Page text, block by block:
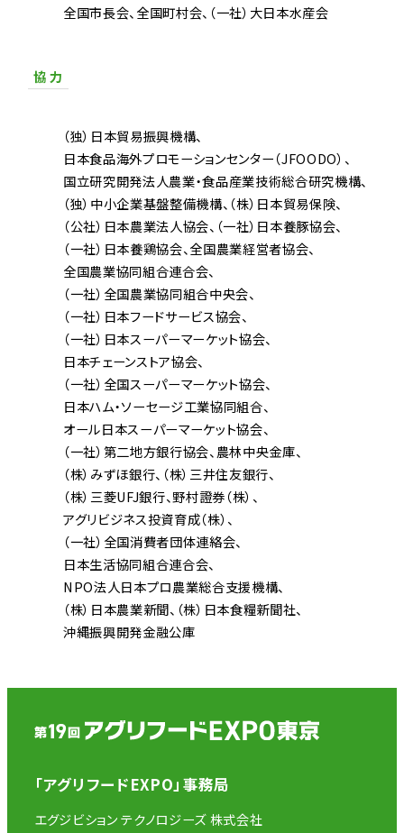
全国市長会 全国町村会 （一社）大日本水産会
協 力
（独）日本貿易振興機構
日本食品海外プロモーションセンター（JFOODO）
国立研究開発法人農業・食品産業技術総合研究機構
（独）中小企業基盤整備機構 （株）日本貿易保険
（公社）日本農業法人協会 （一社）日本養豚協会
（一社）日本養鶏協会 全国農業経営者協会
全国農業協同組合連合会
（一社）全国農業協同組合中央会
（一社）日本フードサービス協会
（一社）日本スーパーマーケット協会
日本チェーンストア協会
（一社）全国スーパーマーケット協会
日本ハム・ソーセージ工業協同組合
オール日本スーパーマーケット協会
（一社）第二地方銀行協会 農林中央金庫
（株）みずほ銀行 （株）三井住友銀行
（株）三菱UFJ銀行 野村證券（株）
アグリビジネス投資育成（株）
（一社）全国消費者団体連絡会
日本生活協同組合連合会
NPO法人日本プロ農業総合支援機構
（株）日本農業新聞 （株）日本食糧新聞社
沖縄振興開発金融公庫
「アグリフードEXPO」事務局
エグジビション テクノロジーズ 株式会社